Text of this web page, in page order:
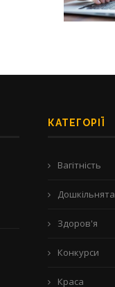
КАТЕГОРІЇ
Вагітність
Дошкільнята
Здоров'я
Конкурси
Краса